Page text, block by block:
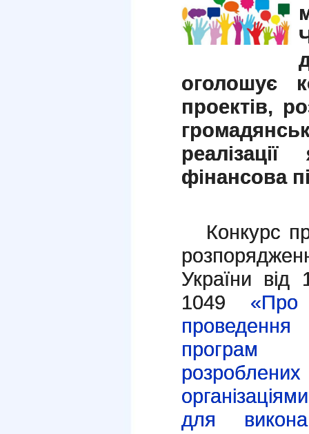
оголошує
проектів,
фінансова
Конкурс
України
1049
«Про
проведення
програм
для